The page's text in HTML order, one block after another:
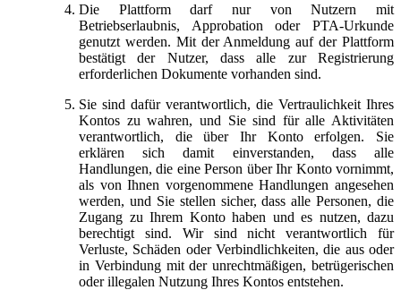
Die Plattform darf nur von Nutzern mit
Betriebserlaubnis, Approbation oder PTA-Urkunde
genutzt werden. Mit der Anmeldung auf der Plattform
bestätigt der Nutzer, dass alle zur Registrierung
erforderlichen Dokumente vorhanden sind.
Sie sind dafür verantwortlich, die Vertraulichkeit Ihres
Kontos zu wahren, und Sie sind für alle Aktivitäten
verantwortlich, die über Ihr Konto erfolgen. Sie
erklären sich damit einverstanden, dass alle
Handlungen, die eine Person über Ihr Konto vornimmt,
als von Ihnen vorgenommene Handlungen angesehen
werden, und Sie stellen sicher, dass alle Personen, die
Zugang zu Ihrem Konto haben und es nutzen, dazu
berechtigt sind. Wir sind nicht verantwortlich für
Verluste, Schäden oder Verbindlichkeiten, die aus oder
in Verbindung mit der unrechtmäßigen, betrügerischen
oder illegalen Nutzung Ihres Kontos entstehen.